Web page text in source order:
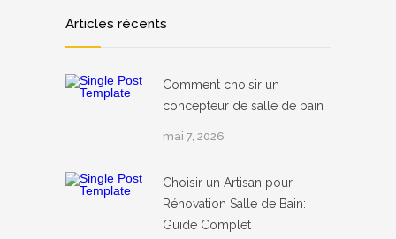
Articles récents
Comment choisir un
concepteur de salle de bain
mai 7, 2026
Choisir un Artisan pour
Rénovation Salle de Bain:
Guide Complet